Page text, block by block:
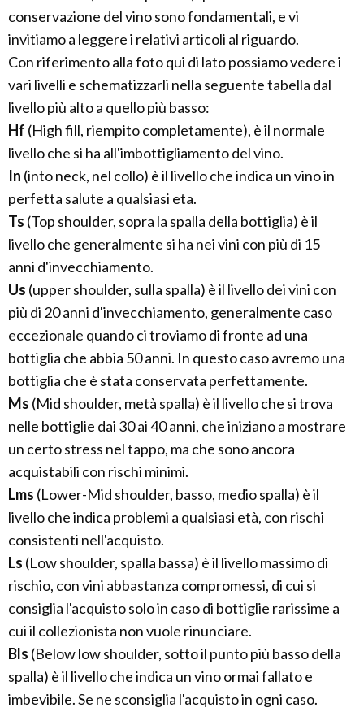
conservazione del vino sono fondamentali, e vi
invitiamo a leggere i relativi articoli al riguardo.
Con riferimento alla foto qui di lato possiamo vedere i
vari livelli e schematizzarli nella seguente tabella dal
livello più alto a quello più basso:
Hf (High fill, riempito completamente), è il normale
livello che si ha all'imbottigliamento del vino.
In (into neck, nel collo) è il livello che indica un vino in
perfetta salute a qualsiasi eta.
Ts (Top shoulder, sopra la spalla della bottiglia) è il
livello che generalmente si ha nei vini con più di 15
anni d'invecchiamento.
Us (upper shoulder, sulla spalla) è il livello dei vini con
più di 20 anni d'invecchiamento, generalmente caso
eccezionale quando ci troviamo di fronte ad una
bottiglia che abbia 50 anni. In questo caso avremo una
bottiglia che è stata conservata perfettamente.
Ms (Mid shoulder, metà spalla) è il livello che si trova
nelle bottiglie dai 30 ai 40 anni, che iniziano a mostrare
un certo stress nel tappo, ma che sono ancora
acquistabili con rischi minimi.
Lms (Lower-Mid shoulder, basso, medio spalla) è il
livello che indica problemi a qualsiasi età, con rischi
consistenti nell'acquisto.
Ls (Low shoulder, spalla bassa) è il livello massimo di
rischio, con vini abbastanza compromessi, di cui si
consiglia l'acquisto solo in caso di bottiglie rarissime a
cui il collezionista non vuole rinunciare.
Bls (Below low shoulder, sotto il punto più basso della
spalla) è il livello che indica un vino ormai fallato e
imbevibile. Se ne sconsiglia l'acquisto in ogni caso.